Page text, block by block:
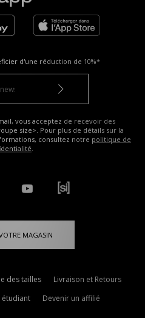
d'une réduction de 10%*
vous acceptez de recevoir des
size>. Pour plus de détails sur la
consultez notre politique de
.
MAGASIN
des tailles
Livraison et Retours
étudiant Devenir un affilié